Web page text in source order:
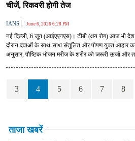
चीजें, रिकवरी होगी तेज
IANS | June 6, 2026 6:28 PM
नई दिल्ली, 6 जून (आईएएनएस)। टीबी (क्षय रोग) आज भी
दौरान दवाओं के साथ-साथ संतुलित और पोषण युक्त आहार
अनुसार, पौष्टिक भोजन मरीज के शरीर को जरूरी ऊर्जा और
3 4 5 6 7 8
ताजा खबरें